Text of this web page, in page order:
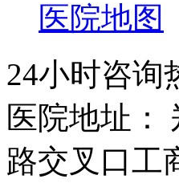
医院地图
24小时咨询
医院地址：
路交叉口工